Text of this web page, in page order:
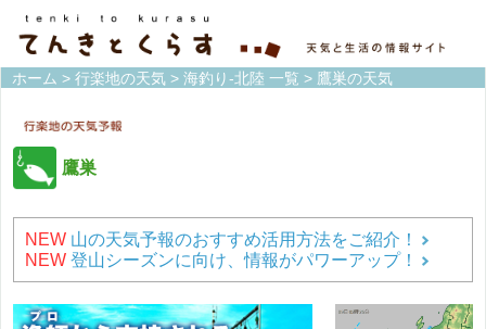
ホーム > 行楽地の天気 > 海釣り-北陸 一覧 > 鷹巣の天気
鷹巣
NEW 山の天気予報のおすすめ活用方法をご紹介！
NEW 登山シーズンに向け、情報がパワーアップ！